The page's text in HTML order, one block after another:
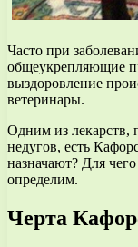
Часто при
общеукрепляющие
выздоровление
ветеринары.
Одним из лекарств,
недугов, есть
назначают? Для
определим.
Черта